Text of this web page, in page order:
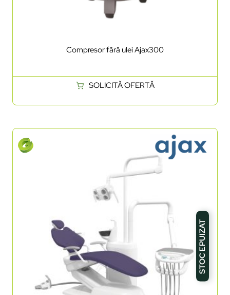
Compresor fără ulei Ajax300
SOLICITĂ OFERTĂ
STOC EPUIZAT